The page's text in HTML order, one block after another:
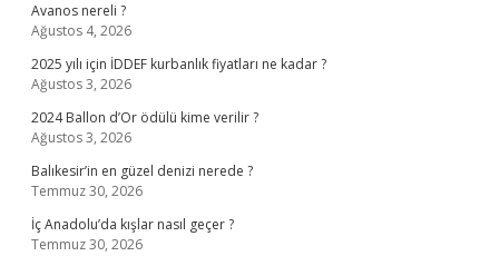
Avanos nereli ?
Ağustos 4, 2026
2025 yılı için İDDEF kurbanlık fiyatları ne kadar ?
Ağustos 3, 2026
2024 Ballon d’Or ödülü kime verilir ?
Ağustos 3, 2026
Balıkesir’in en güzel denizi nerede ?
Temmuz 30, 2026
İç Anadolu’da kışlar nasıl geçer ?
Temmuz 30, 2026